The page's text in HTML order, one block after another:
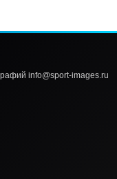
info@sport-images.ru